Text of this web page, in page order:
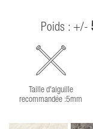
Poids : +/-
Taille d'aiguille
recommandée :5mm